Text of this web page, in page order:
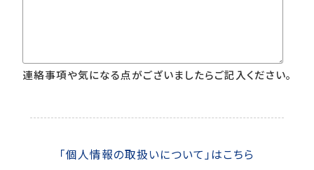
連絡事項や気になる点がございましたらご記入ください。
「個人情報の取扱いについて」はこちら